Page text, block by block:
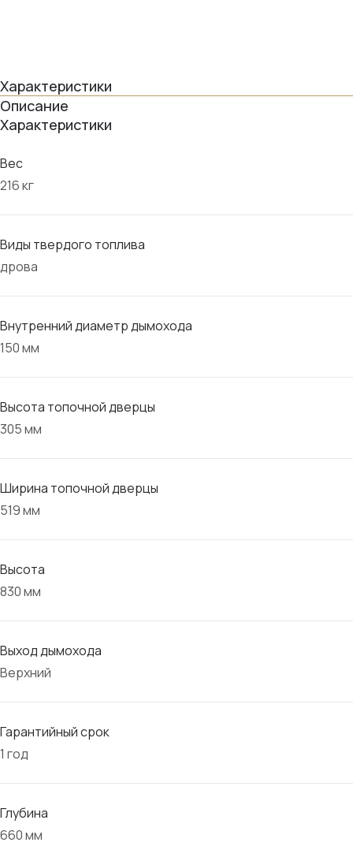
Характеристики
Описание
Характеристики
Вес
216 кг
Виды твердого топлива
дрова
Внутренний диаметр дымохода
150 мм
Высота топочной дверцы
305 мм
Ширина топочной дверцы
519 мм
Высота
830 мм
Выход дымохода
Верхний
Гарантийный срок
1 год
Глубина
660 мм